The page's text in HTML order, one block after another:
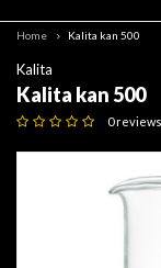
Home Kalita kan 500
Kalita
Kalita kan 500
0